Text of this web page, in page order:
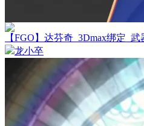
【FGO】达芬奇_3Dmax绑定_
龙小卒